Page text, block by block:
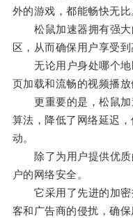
外的游戏，都能畅快无比
松鼠加速器拥有强大
区，从而确保用户享受到
无论用户身处哪个地
页加载和流畅的视频播放
更重要的是，松鼠加
算法，降低了网络延迟
动。
除了为用户提供优质
户的网络安全。
它采用了先进的加密
客和广告商的侵扰，确保